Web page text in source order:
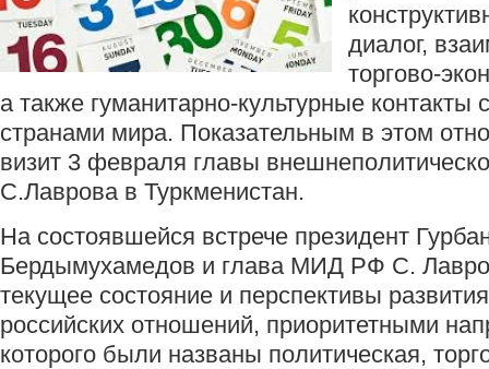
диалог,
торгово-
а также гуманитарно-культурные контакты
странами мира. Показательным в этом
визит 3 февраля главы
С.Лаврова в Туркменистан.
На состоявшейся встрече президент
Бердымухамедов и глава МИД РФ С.
текущее состояние и перспективы
российских отношений, приоритетными
которого были названы политическая,